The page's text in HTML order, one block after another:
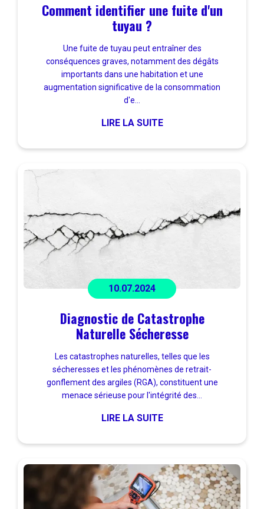
Comment identifier une fuite d'un
tuyau ?
Une fuite de tuyau peut entraîner des
conséquences graves, notamment des dégâts
importants dans une habitation et une
augmentation significative de la consommation
d'e...
LIRE LA SUITE
10.07.2024
Diagnostic de Catastrophe
Naturelle Sécheresse
Les catastrophes naturelles, telles que les
sécheresses et les phénomènes de retrait-
gonflement des argiles (RGA), constituent une
menace sérieuse pour l'intégrité des...
LIRE LA SUITE